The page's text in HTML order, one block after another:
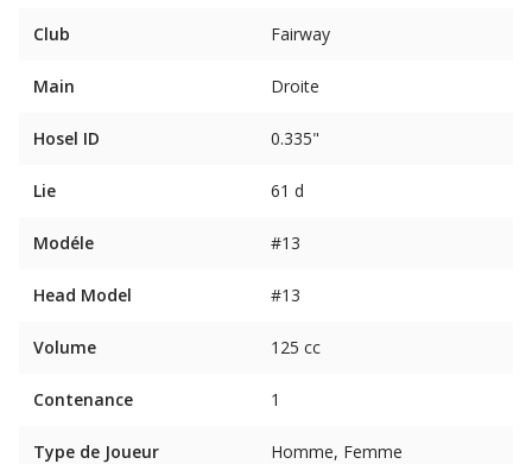
Club Fairway
Main Droite
Hosel ID 0.335"
Lie 61 d
Modéle #13
Head Model #13
Volume 125 cc
Contenance 1
Type de Joueur Homme, Femme